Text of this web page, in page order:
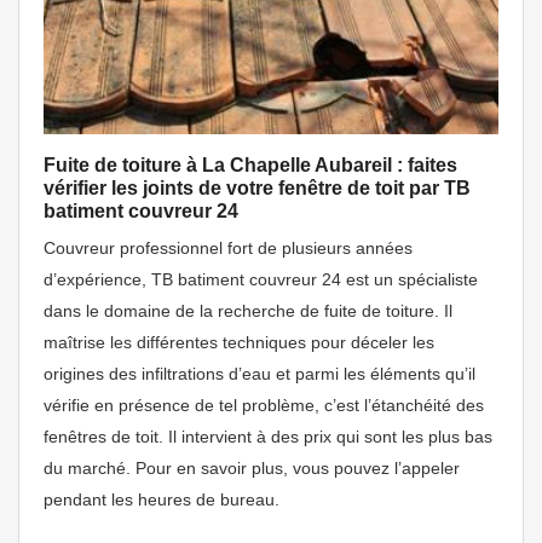
Fuite de toiture à La Chapelle Aubareil : faites
vérifier les joints de votre fenêtre de toit par TB
batiment couvreur 24
Couvreur professionnel fort de plusieurs années
d’expérience, TB batiment couvreur 24 est un spécialiste
dans le domaine de la recherche de fuite de toiture. Il
maîtrise les différentes techniques pour déceler les
origines des infiltrations d’eau et parmi les éléments qu’il
vérifie en présence de tel problème, c’est l’étanchéité des
fenêtres de toit. Il intervient à des prix qui sont les plus bas
du marché. Pour en savoir plus, vous pouvez l’appeler
pendant les heures de bureau.